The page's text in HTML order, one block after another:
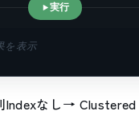
実行
を表示
なし→ Clustered